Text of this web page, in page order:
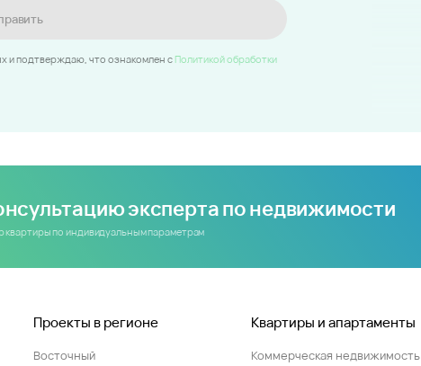
и подтверждаю, что ознакомлен c Политикой обработки
эксперта по недвижимости
квартиры по индивидуальным параметрам
Проекты в регионе
Восточный
Квартиры и апартаменты
Коммерческая недвижимость